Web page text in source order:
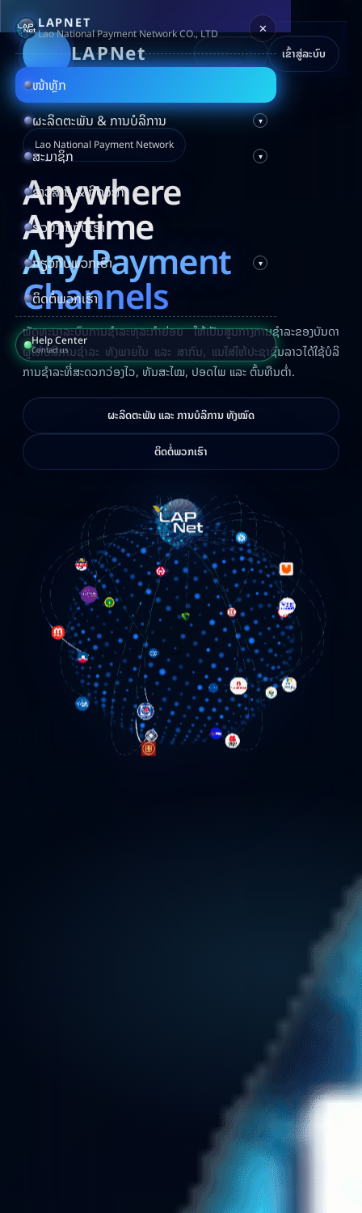
LAPNET
Lao National Payment Network CO., LTD ✕
ໜ້າຫຼັກ
ຜະລິດຕະພັນ & ການບໍລິການ
ສະມາຊິກ
ຂ່າວສານ & ກິດຈະກຳ
ຮ່ວມງານກັບເຮົາ
ກ່ຽວກັບພວກເຮົາ
ຕິດຕໍ່ພວກເຮົາ
Help Center
Contact us
LAPNet ເມນູ ເຂົ້າສູ່ລະບົບ
Lao National Payment Network
Anywhere
Anytime
Any Payment
Channels
ພັດທະນາລະບົບການຊໍາລະທຸລະກຳຍ່ອຍ ໃຫ້ເປັນສູນກາງການຊໍາລະຂອງບັນດາ
ຜູ້ໃຫ້ບໍລິການຊໍາລະ ທັງພາຍໃນ ແລະ ສາກົນ, ແນໃສ່ໃຫ້ປະຊາຊົນລາວໄດ້ໃຊ້ບໍລິ
ການຊໍາລະທີ່ສະດວກວ່ອງໄວ, ທັນສະໄໝ, ປອດໄພ ແລະ ຕົ້ນທືນຕໍ່າ.
ຜະລິດຕະພັນ ແລະ ການບໍລິການ ທັງໝົດ
ຕິດຕໍ່ພວກເຮົາ